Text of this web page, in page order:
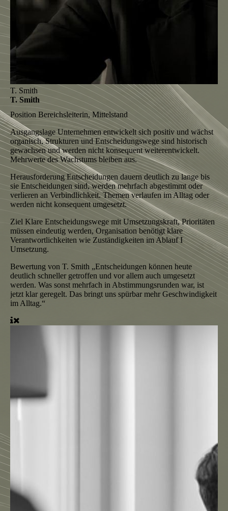
T. Smith
T. Smith
Position Bereichsleiterin, Mittelstand
AusgangslageUnternehmen entwickelt sich positiv und wächst
organisch, Strukturen und Entscheidungswege sind historisch
gewachsen und werden nicht konsequent weiterentwickelt.
Mehrwerte des Wachstums bleiben aus.
HerausforderungEntscheidungen dauern deutlich zu lange bis
sie Entscheidungen sind, werden mehrfach abgestimmt oder
verlieren an Verbindlichkeit. Themen verlaufen im Alltag oder
werden nicht konsequent umgesetzt.
Ziel Klare Entscheidungswege mit Umsetzungskraft, Prioritäten
müssen eindeutig werden, Organisation benötigt klare
Verantwortlichkeiten wie Zuständigkeiten im Ablauf I
Umsetzung.
Bewertung von T. Smith „Entscheidungen können heute
deutlich schneller getroffen und vor allem auch umgesetzt
werden. Was sonst mehrfach in Abstimmungsrunden war, ist
jetzt klar geregelt. Das bringt uns spürbar mehr Geschwindigkeit
im Alltag.“